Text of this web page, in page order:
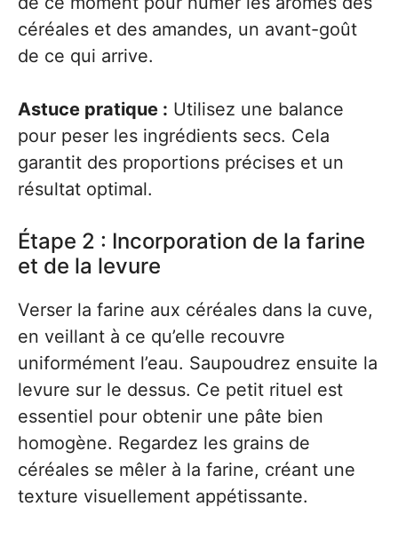
céréales et des amandes, un avant-goût
de ce qui arrive.
Astuce pratique : Utilisez une balance
pour peser les ingrédients secs. Cela
garantit des proportions précises et un
résultat optimal.
Étape 2 : Incorporation de la farine
et de la levure
Verser la farine aux céréales dans la cuve,
en veillant à ce qu’elle recouvre
uniformément l’eau. Saupoudrez ensuite la
levure sur le dessus. Ce petit rituel est
essentiel pour obtenir une pâte bien
homogène. Regardez les grains de
céréales se mêler à la farine, créant une
texture visuellement appétissante.